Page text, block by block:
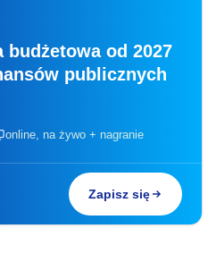
od 2027
publicznych
online, na żywo + nagranie
Zapisz się